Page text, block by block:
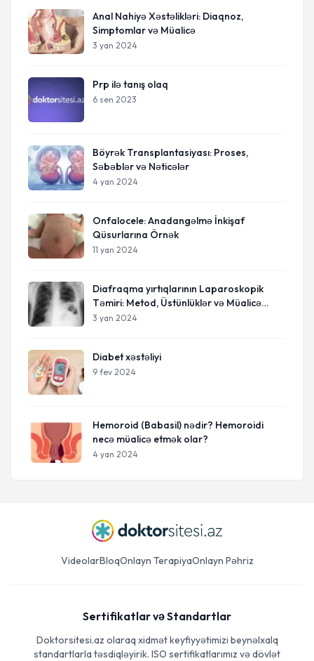
Anal Nahiyə Xəstəlikləri: Diaqnoz,
Simptomlar və Müalicə
3 yan 2024
Prp ilə tanış olaq
6 sen 2023
Böyrək Transplantasiyası: Proses,
Səbəblər və Nəticələr
4 yan 2024
Onfalocele: Anadangəlmə İnkişaf
Qüsurlarına Örnək
11 yan 2024
Diafraqma yırtıqlarının Laparoskopik
Təmiri: Metod, Üstünlüklər və Müalicə
Prosesi
3 yan 2024
Diabet xəstəliyi
9 fev 2024
Hemoroid (Babasil) nədir? Hemoroidi
necə müalicə etmək olar?
4 yan 2024
VideolarBloqOnlayn TerapiyaOnlayn Pəhriz
Sertifikatlar və Standartlar
Doktorsitesi.az olaraq xidmət keyfiyyətimizi beynəlxalq
standartlarla təsdiqləyirik. ISO sertifikatlarımız və dövlət